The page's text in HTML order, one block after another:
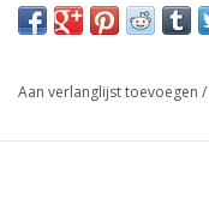
Aan verlanglijst toevoegen /